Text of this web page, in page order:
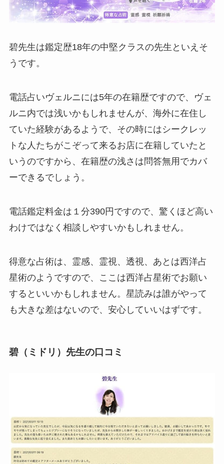
碧先生は鑑定歴18年の中堅クラスの先生といえそ
うです。
電話占いヴェルニには5年の在籍歴ですので、ヴェ
ルニ内では浅いかもしれませんが、海外に在住し
ていた経験があるようで、その時にはシークレッ
トな人たちがこぞって来るお店に在籍していたと
いうのですから、在籍歴の浅さは問答無用でカバ
ーできるでしょう。
電話鑑定料金は１分390円ですので、驚くほど高い
わけではなく相談しやすいかもしれません。
得意な占術は、霊感、霊視、透視、あとは西洋占
星術のようですので、ここは西洋占星術でお願い
するといいかもしれません。星読みは誰がやって
も大きな差はないので、安心していいはずです。
碧（ミドリ）先生の口コミ